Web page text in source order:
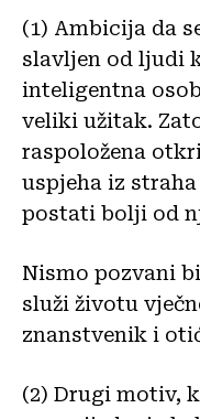
(1) Ambicija da
slavljen od ljudi
inteligentna
veliki užitak.
raspoložena
uspjeha iz
postati bolji od
Nismo pozvani
služi životu
znanstvenik i
(2) Drugi motiv,